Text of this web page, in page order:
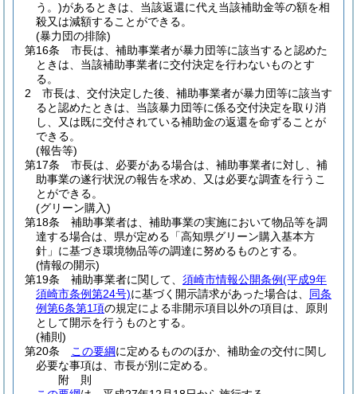
う。)があるときは、当該返還に代え当該補助金等の額を相
殺又は減額することができる。
(暴力団の排除)
第16条
市長は、補助事業者が暴力団等に該当すると認めた
ときは、当該補助事業者に交付決定を行わないものとす
る。
2
市長は、交付決定した後、補助事業者が暴力団等に該当す
ると認めたときは、当該暴力団等に係る交付決定を取り消
し、又は既に交付されている補助金の返還を命ずることが
できる。
(報告等)
第17条
市長は、必要がある場合は、補助事業者に対し、補
助事業の遂行状況の報告を求め、又は必要な調査を行うこ
とができる。
(グリーン購入)
第18条
補助事業者は、補助事業の実施において物品等を調
達する場合は、県が定める「高知県グリーン購入基本方
針」に基づき環境物品等の調達に努めるものとする。
(情報の開示)
第19条
補助事業者に関して、 須崎市情報公開条例(平成9年
須崎市条例第24号)に基づく開示請求があった場合は、 同条
例第6条第1項の規定による非開示項目以外の項目は、原則
として開示を行うものとする。
(補則)
第20条
この要綱に定めるもののほか、補助金の交付に関し
必要な事項は、市長が別に定める。
附 則